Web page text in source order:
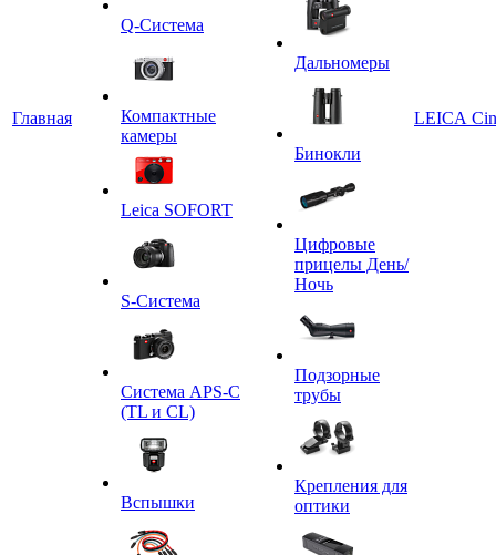
Главная
Q-Cистема
Компактные
камеры
Leica SOFORT
S-Система
Система APS-C
(TL и CL)
Вспышки
Дальномеры
Бинокли
Цифровые
прицелы День/
Ночь
Подзорные
трубы
Крепления для
оптики
LEICA